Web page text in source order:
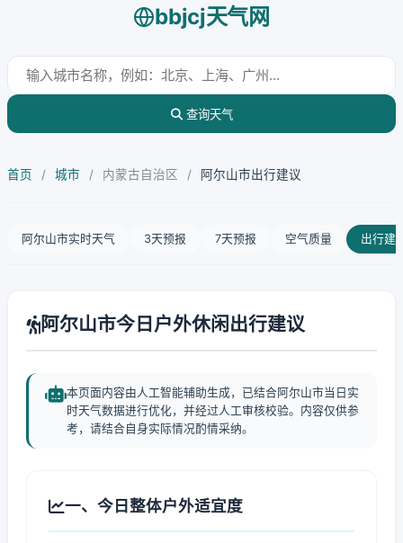
bbjcj天气网
查询天气
首页 / 城市 / 内蒙古自治区 / 阿尔山市出行建议
阿尔山市实时天气 3天预报 7天预报 空气质量 出行建
阿尔山市今日户外休闲出行建议
本页面内容由人工智能辅助生成，已结合阿尔山市当日实
时天气数据进行优化，并经过人工审核校验。内容仅供参
考，请结合自身实际情况酌情采纳。
一、今日整体户外适宜度